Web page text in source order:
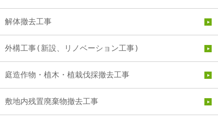
解体撤去工事
外構工事(新設、リノベーション工事)
庭造作物・植木・植栽伐採撤去工事
敷地内残置廃棄物撤去工事